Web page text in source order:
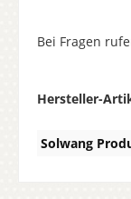
Bei Fragen
Hersteller-
Solwang